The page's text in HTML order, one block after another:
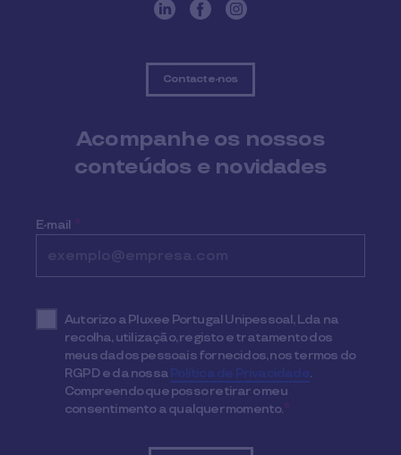
Contacte-nos
Acompanhe os nossos
conteúdos e novidades
E-mail *
Autorizo a Pluxee Portugal Unipessoal, Lda na
recolha, utilização, registo e tratamento dos
meus dados pessoais fornecidos, nos termos do
RGPD e da nossaPolítica de Privacidade.
Compreendo que posso retirar o meu
consentimento a qualquer momento.*